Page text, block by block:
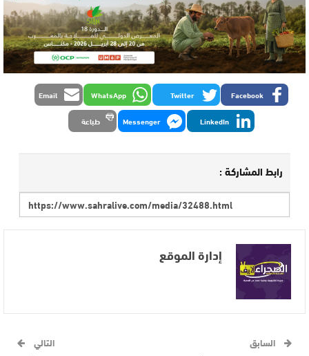
Facebook
Twitter
WhatsApp
Email
LinkedIn
Messenger طباعة
رابط المشاركة :
إدارة الموقع
السابق التالي